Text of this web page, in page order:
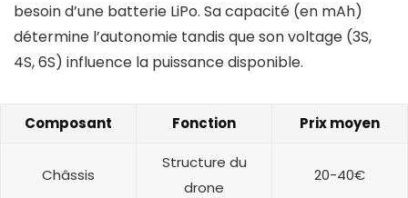
besoin d’une batterie LiPo. Sa capacité (en mAh)
détermine l’autonomie tandis que son voltage (3S,
4S, 6S) influence la puissance disponible.
Composant Fonction Prix moyen
Châssis
Structure du
drone
20-40€